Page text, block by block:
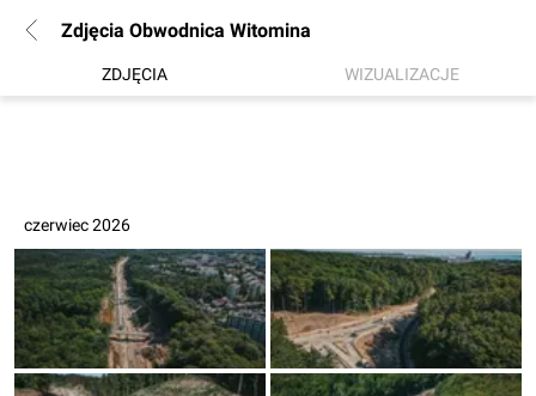
Zdjęcia Obwodnica Witomina
ZDJĘCIA WIZUALIZACJE
czerwiec 2026